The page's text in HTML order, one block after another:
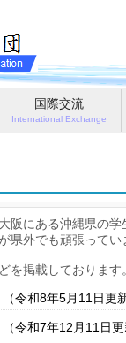
国際交流
International Exchange
阪にある沖縄県の
県外でも頑張ってい
を掲載しております
令和8年5月11日更新
令和7年12月11日更